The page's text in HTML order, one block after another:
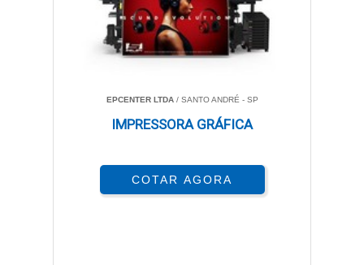
EPCENTER LTDA/ SANTO ANDRÉ - SP
IMPRESSORA GRÁFICA
COTAR AGORA